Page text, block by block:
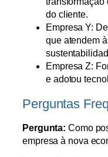
do cliente.
Empresa Y:
que atendem
Empresa Z:
e adotou
Perguntas
Pergunta: Como
empresa à nova